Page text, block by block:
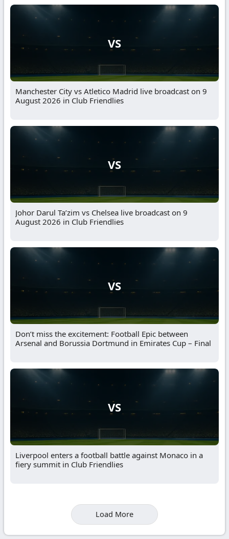
VS
Manchester City vs Atletico Madrid live broadcast on 9
August 2026 in Club Friendlies
VS
Johor Darul Ta’zim vs Chelsea live broadcast on 9
August 2026 in Club Friendlies
VS
Don’t miss the excitement: Football Epic between
Arsenal and Borussia Dortmund in Emirates Cup – Final
VS
Liverpool enters a football battle against Monaco in a
fiery summit in Club Friendlies
Load More